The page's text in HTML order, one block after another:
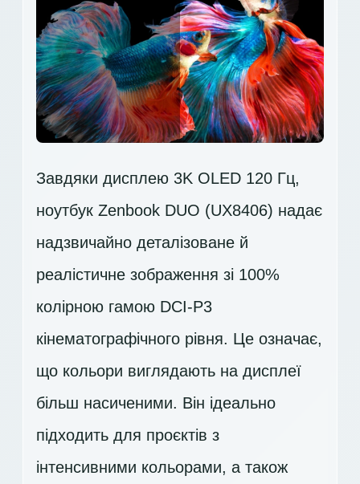
Завдяки дисплею 3K OLED 120 Гц,
ноутбук Zenbook DUO (UX8406) надає
надзвичайно деталізоване й
реалістичне зображення зі 100%
колірною гамою DCI-P3
кінематографічного рівня. Це означає,
що кольори виглядають на дисплеї
більш насиченими. Він ідеально
підходить для проєктів з
інтенсивними кольорами, а також